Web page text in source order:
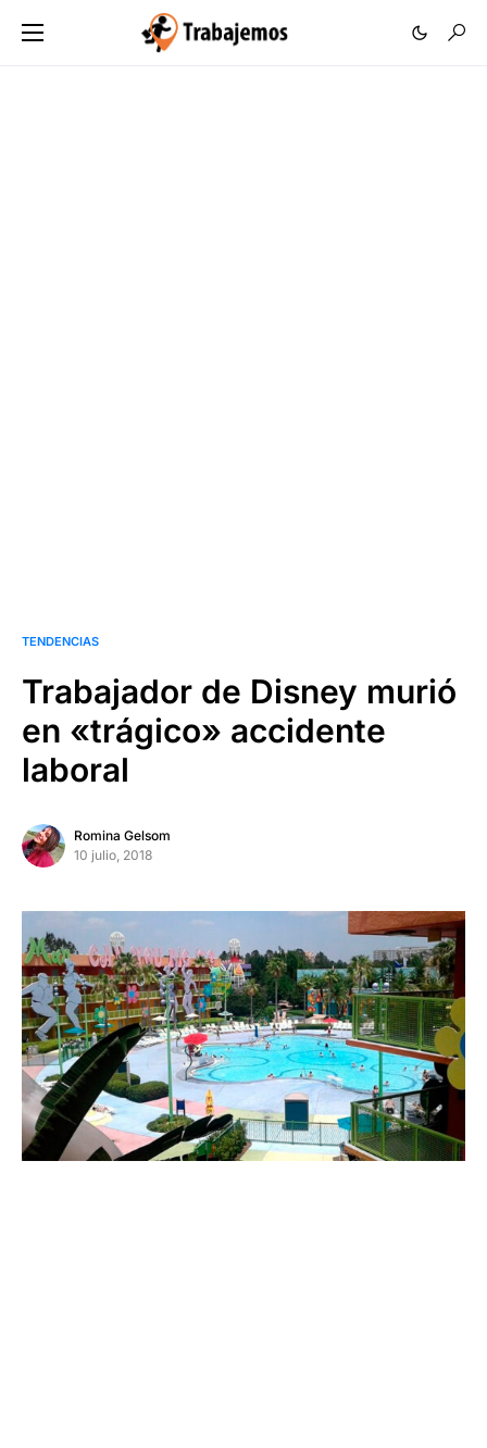
TENDENCIAS
Trabajador de Disney murió
en «trágico» accidente
laboral
Romina Gelsom
10 julio, 2018